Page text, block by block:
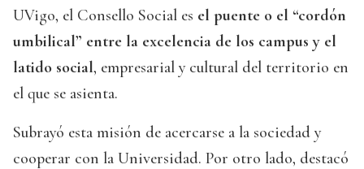
UVigo, el Consello Social es el puente o el “cordón
umbilical” entre la excelencia de los campus y el
latido social, empresarial y cultural del territorio en
el que se asienta.
Subrayó esta misión de acercarse a la sociedad y
cooperar con la Universidad. Por otro lado, destacó